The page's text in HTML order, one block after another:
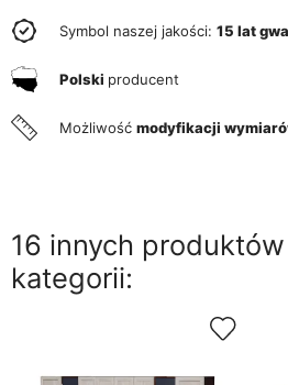
Symbol naszej jakości: 15 lat
Polski producent
Możliwość modyfikacji
16 innych
kategorii: